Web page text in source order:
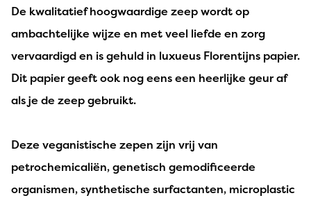
De kwalitatief hoogwaardige zeep wordt op
ambachtelijke wijze en met veel liefde en zorg
vervaardigd en is gehuld in luxueus Florentijns papier.
Dit papier geeft ook nog eens een heerlijke geur af
als je de zeep gebruikt.
Deze veganistische zepen zijn vrij van
petrochemicaliën, genetisch gemodificeerde
organismen, synthetische surfactanten, microplastic